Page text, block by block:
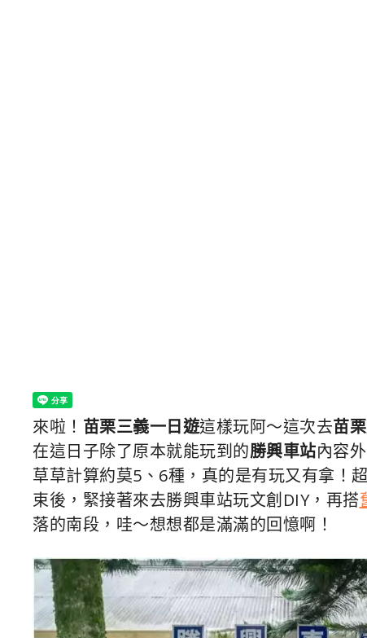
來啦！ 苗栗三義一日遊這樣玩阿～這次去苗
在這日子除了原本就能玩到的勝興車站內容外
草草計算約莫5、6種，真的是有玩又有拿！
束後，緊接著來去勝興車站玩文創DIY，再搭
落的南段，哇～想想都是滿滿的回憶啊！